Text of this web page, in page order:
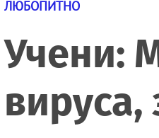
ЛЮБОПИТНО
Учени:
вируса,